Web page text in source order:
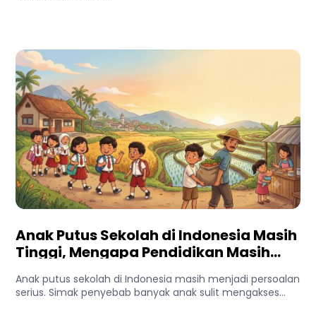
Anak Putus Sekolah di Indonesia Masih
Tinggi, Mengapa Pendidikan Masih
Anak putus sekolah di Indonesia masih menjadi persoalan
serius. Simak penyebab banyak anak sulit mengakses